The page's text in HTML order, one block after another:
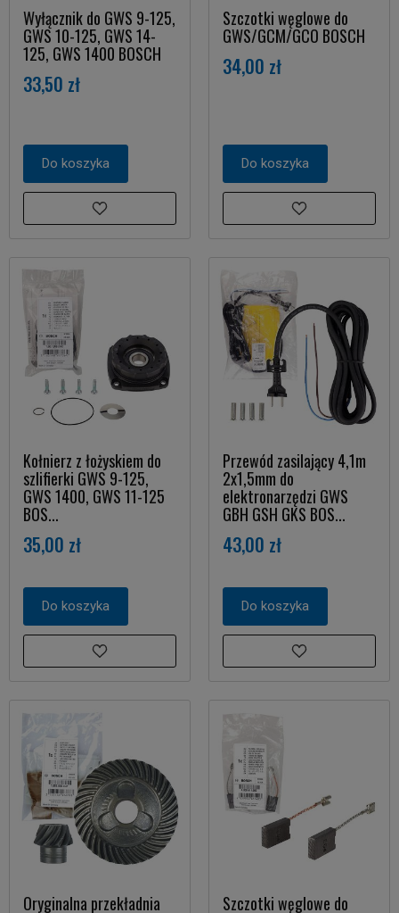
Wyłącznik do GWS 9-125,
GWS 10-125, GWS 14-
125, GWS 1400 BOSCH
33,50 zł
Do koszyka
Szczotki węglowe do
GWS/GCM/GCO BOSCH
34,00 zł
Do koszyka
Kołnierz z łożyskiem do
szlifierki GWS 9-125,
GWS 1400, GWS 11-125
BOS...
35,00 zł
Do koszyka
Przewód zasilający 4,1m
2x1,5mm do
elektronarzędzi GWS
GBH GSH GKS BOS...
43,00 zł
Do koszyka
Oryginalna przekładnia Szczotki węglowe do